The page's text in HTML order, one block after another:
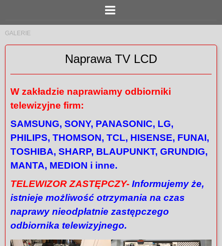
GALERIE
Naprawa TV LCD
W zakładzie naprawiamy odbiorniki
telewizyjne firm:
SAMSUNG, SONY, PANASONIC, LG,
PHILIPS, THOMSON, TCL, HISENSE, FUNAI,
TOSHIBA, SHARP, BLAUPUNKT, GRUNDIG,
MANTA, MEDION i inne.
TELEWIZOR ZASTĘPCZY- Informujemy że,
istnieje możliwość otrzymania na czas
naprawy nieodpłatnie zastępczego
odbiornika telewizyjnego.